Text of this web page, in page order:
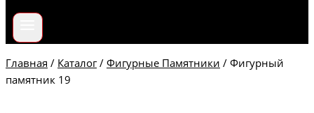
Главная / Каталог / Фигурные Памятники / Фигурный
памятник 19